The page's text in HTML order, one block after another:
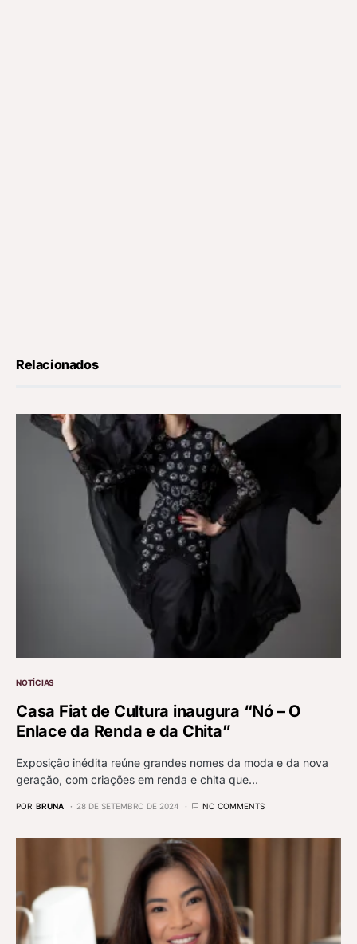
Relacionados
NOTÍCIAS
Casa Fiat de Cultura inaugura “Nó – O
Enlace da Renda e da Chita”
Exposição inédita reúne grandes nomes da moda e da nova
geração, com criações em renda e chita que…
POR BRUNA 28 DE SETEMBRO DE 2024 NO COMMENTS